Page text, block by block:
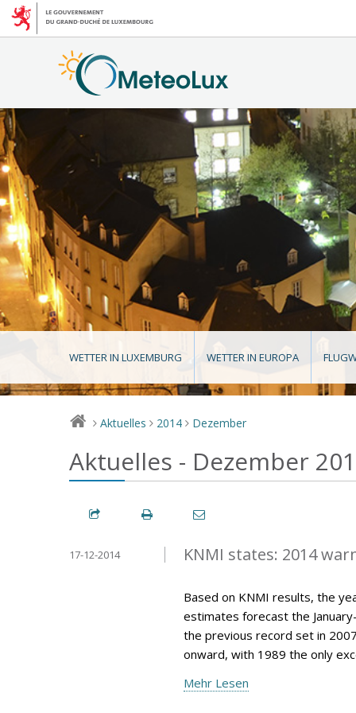
WETTER IN LUXEMBURG WETTER IN EUROPA
> Aktuelles > 2014 > Dezember
Aktuelles - Dezember
KNMI states: 2014
17-12-2014
Based on KNMI results, the
estimates forecast the
the previous record set in
onward, with 1989 the only
Mehr Lesen